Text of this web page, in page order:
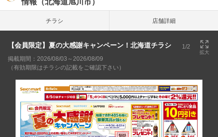
情報（北海道旭川市）
チラシ 店舗詳細
【会員限定】夏の大感謝キャンペーン！北海道チラシ 1/2
拡大
掲載期間：2026/08/03～2026/08/09
（有効期限はチラシの記載をご確認下さい）